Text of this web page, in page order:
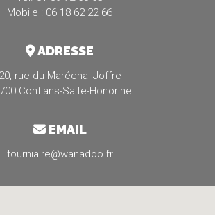
Mobile : 06 18 62 22 66
ADRESSE
20, rue du Maréchal Joffre
Conflans-Saite-Honorine
EMAIL
tourniaire@wanadoo.fr